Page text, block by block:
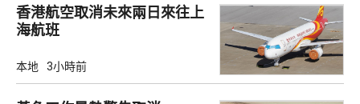
香港航空取消未來兩日來往上
海航班
本地 3小時前